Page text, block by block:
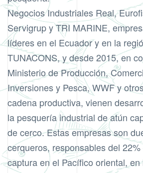
Negocios Industriales Real,
Servigrup y TRI MARINE,
líderes en el Ecuador y en la
TUNACONS, y desde 2015, en
Ministerio de Producción,
Inversiones y Pesca, WWF y
cadena productiva, vienen
la pesquería industrial de atún
de cerco. Estas empresas son
cerqueros, responsables del
captura en el Pacífico oriental,